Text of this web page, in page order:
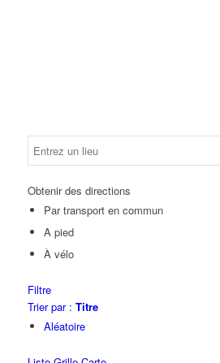
Obtenir des directions
Par transport en commun
A pied
À vélo
Filtre
Trier par : Titre
Aléatoire